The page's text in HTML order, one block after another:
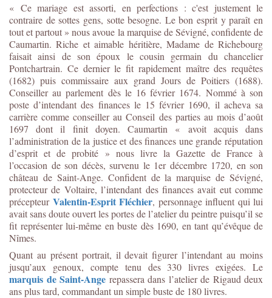
« Ce mariage est assorti, en perfections : c'est justement le
contraire de sottes gens, sotte besogne. Le bon esprit y paraît en
tout et partout » nous avoue la marquise de Sévigné, confidente de
Caumartin. Riche et aimable héritière, Madame de Richebourg
faisait ainsi de son époux le cousin germain du chancelier
Pontchartrain. Ce dernier le fit rapidement maître des requêtes
(1682) puis commissaire aux grand Jours de Poitiers (1688).
Conseiller au parlement dès le 16 février 1674. Nommé à son
poste d’intendant des finances le 15 février 1690, il acheva sa
carrière comme conseiller au Conseil des parties au mois d’août
1697 dont il finit doyen. Caumartin « avoit acquis dans
l’administration de la justice et des finances une grande réputation
d’esprit et de probité » nous livre la Gazette de France à
l’occasion de son décès, survenu le 1er décembre 1720, en son
château de Saint-Ange. Confident de la marquise de Sévigné,
protecteur de Voltaire, l’intendant des finances avait eut comme
précepteur Valentin-Esprit Fléchier, personnage influent qui lui
avait sans doute ouvert les portes de l’atelier du peintre puisqu’il se
fit représenter lui-même en buste dès 1690, en tant qu’évêque de
Nîmes.
Quant au présent portrait, il devait figurer l’intendant au moins
jusqu’aux genoux, compte tenu des 330 livres exigées. Le
marquis de Saint-Ange repassera dans l’atelier de Rigaud deux
ans plus tard, commandant un simple buste de 180 livres.